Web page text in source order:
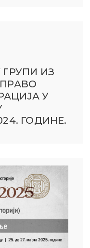
ИЗ
У
ГОДИНЕ.